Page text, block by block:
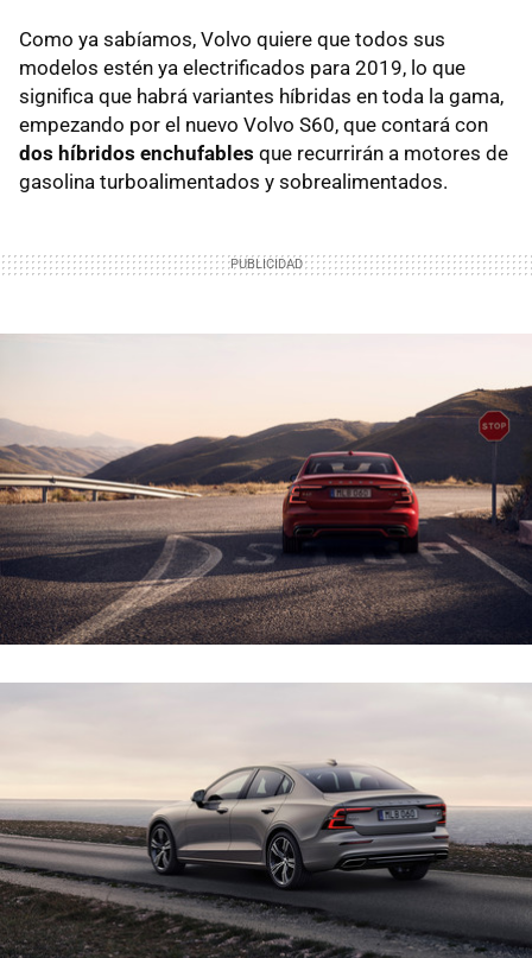
Como ya sabíamos, Volvo quiere que todos sus
modelos estén ya electrificados para 2019, lo que
significa que habrá variantes híbridas en toda la gama,
empezando por el nuevo Volvo S60, que contará con
dos híbridos enchufables que recurrirán a motores de
gasolina turboalimentados y sobrealimentados.